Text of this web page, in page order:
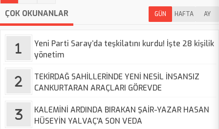
ÇOK OKUNANLAR GÜN HAFTA AY
Yeni Parti Saray’da teşkilatını kurdu! İşte 28 kişilik
yönetim
TEKİRDAĞ SAHİLLERİNDE YENİ NESİL İNSANSIZ
CANKURTARAN ARAÇLARI GÖREVDE
KALEMİNİ ARDINDA BIRAKAN ŞAİR-YAZAR HASAN
HÜSEYİN YALVAÇ'A SON VEDA